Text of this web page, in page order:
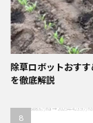
除草ロボットおす
を徹底解説